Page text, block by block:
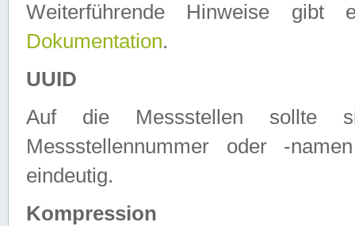
Weiterführende Hinweise
Dokumentation.
UUID
Auf die Messstellen sollte
Messstellennummer oder -
eindeutig.
Kompression